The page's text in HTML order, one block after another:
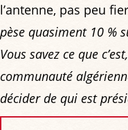
l’antenne, pas peu
pèse quasiment 10 %
Vous savez ce que
communauté
décider de qui est